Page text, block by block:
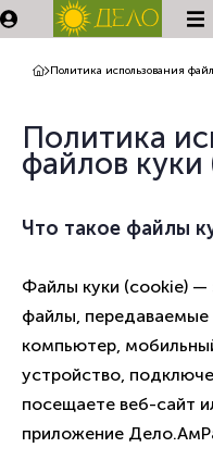
Политика использования
Политика
файлов куки
Что такое файлы
Файлы куки (cookie) —
файлы,
компьютер,
устройство,
посещаете веб-сайт
приложение